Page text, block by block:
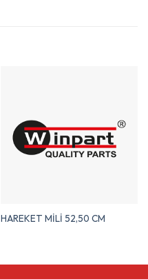
HAREKET MİLİ 52,50 CM